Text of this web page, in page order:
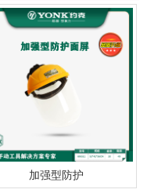
加强型防护